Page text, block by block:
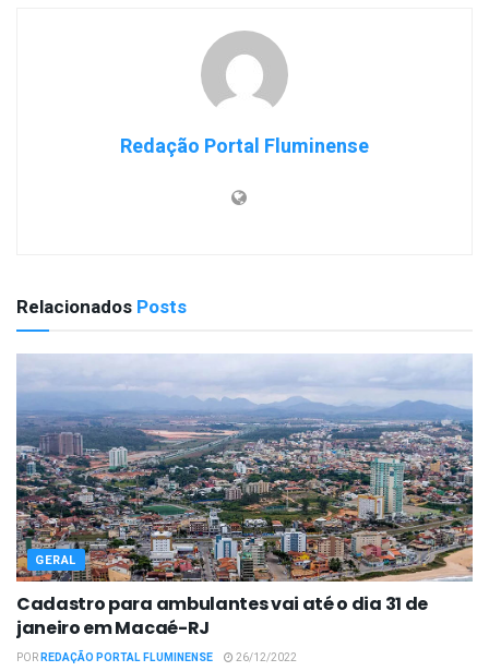
Redação Portal Fluminense
Relacionados Posts
GERAL
Cadastro para ambulantes vai até o dia 31 de
janeiro em Macaé-RJ
PORREDAÇÃO PORTAL FLUMINENSE 26/12/2022